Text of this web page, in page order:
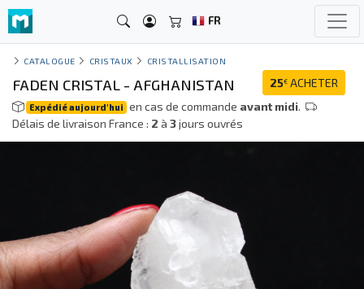
FR
CATALOGUE CRISTAUX CRISTALLISATION
25€ ACHETER
FADEN CRISTAL - AFGHANISTAN
Expédié aujourd'hui en cas de commande avant midi.
Délais de livraison France : 2 à 3jours ouvrés